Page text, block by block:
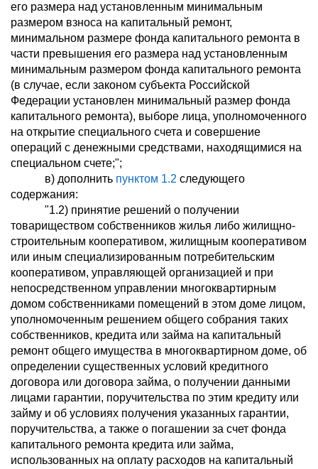
его размера над установленным минимальным
размером взноса на капитальный ремонт,
минимальном размере фонда капитального ремонта в
части превышения его размера над установленным
минимальным размером фонда капитального ремонта
(в случае, если законом субъекта Российской
Федерации установлен минимальный размер фонда
капитального ремонта), выборе лица, уполномоченного
на открытие специального счета и совершение
операций с денежными средствами, находящимися на
специальном счете;";
в) дополнить пунктом 1.2 следующего
содержания:
"1.2) принятие решений о получении
товариществом собственников жилья либо жилищно-
строительным кооперативом, жилищным кооперативом
или иным специализированным потребительским
кооперативом, управляющей организацией и при
непосредственном управлении многоквартирным
домом собственниками помещений в этом доме лицом,
уполномоченным решением общего собрания таких
собственников, кредита или займа на капитальный
ремонт общего имущества в многоквартирном доме, об
определении существенных условий кредитного
договора или договора займа, о получении данными
лицами гарантии, поручительства по этим кредиту или
займу и об условиях получения указанных гарантии,
поручительства, а также о погашении за счет фонда
капитального ремонта кредита или займа,
использованных на оплату расходов на капитальный